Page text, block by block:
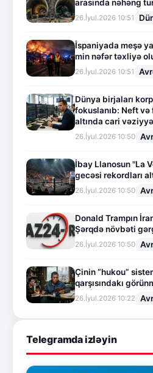
arasında nəhəng
26.İyul.2026 10:51
İspaniyada meşə
min nəfər təxliyə
26.İyul.2026 10:51
Dünya birjaları
fokuslanıb: Neft
altında cari
26.İyul.2026 10:50
İbay Llanosun "La
gecəsi rekordları
26.İyul.2026 10:50
Donald Trampın
Şərqdə növbəti
26.İyul.2026 10:50
Çinin “hukou”
qarşısındakı
26.İyul.2026 10:22
Telegramda izləyin